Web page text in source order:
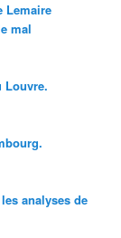
Lemaire
mal
Louvre.
analyses de